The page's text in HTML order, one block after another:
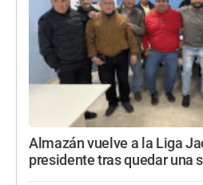
Almazán vuelve a la Liga
presidente tras quedar una